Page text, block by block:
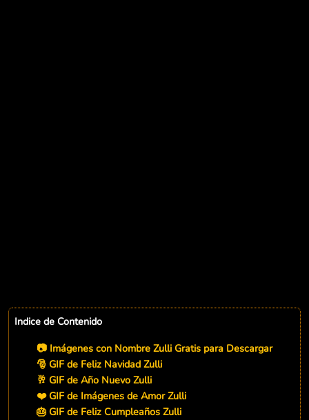
Indice de Contenido
📷 Imágenes con Nombre Zulli Gratis para Descargar
🎅 GIF de Feliz Navidad Zulli
🥂 GIF de Año Nuevo Zulli
❤️ GIF de Imágenes de Amor Zulli
🎂 GIF de Feliz Cumpleaños Zulli